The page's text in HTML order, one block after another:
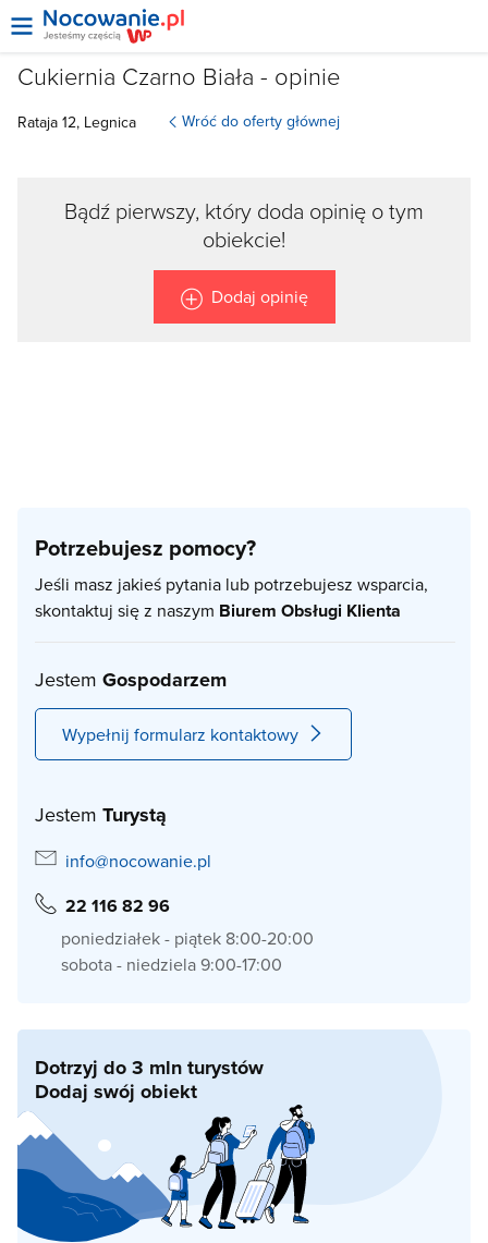
Cukiernia Czarno Biała - opinie
Rataja 12, Legnica Wróć do oferty głównej
Bądź pierwszy, który doda opinię o tym
obiekcie!
Dodaj opinię
Potrzebujesz pomocy?
Jeśli masz jakieś pytania lub potrzebujesz wsparcia,
skontaktuj się z naszym Biurem Obsługi Klienta
Jestem Gospodarzem
Wypełnij formularz kontaktowy
Jestem Turystą
info@nocowanie.pl
22 116 82 96
poniedziałek - piątek 8:00-20:00
sobota - niedziela 9:00-17:00
Dotrzyj do 3 mln turystów
Dodaj swój obiekt